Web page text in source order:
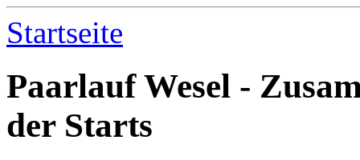
Startseite
Paarlauf Wesel -
der Starts